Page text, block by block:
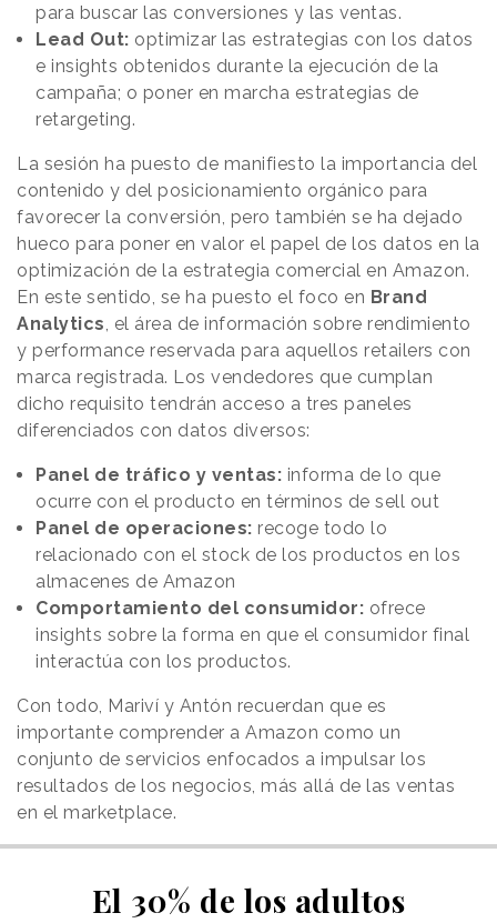
para buscar las conversiones y las ventas.
Lead Out: optimizar las estrategias con los datos
e insights obtenidos durante la ejecución de la
campaña; o poner en marcha estrategias de
retargeting.
La sesión ha puesto de manifiesto la importancia del
contenido y del posicionamiento orgánico para
favorecer la conversión, pero también se ha dejado
hueco para poner en valor el papel de los datos en la
optimización de la estrategia comercial en Amazon.
En este sentido, se ha puesto el foco en Brand
Analytics , el área de información sobre rendimiento
y performance reservada para aquellos retailers con
marca registrada. Los vendedores que cumplan
dicho requisito tendrán acceso a tres paneles
diferenciados con datos diversos:
Panel de tráfico y ventas: informa de lo que
ocurre con el producto en términos de sell out
Panel de operaciones: recoge todo lo
relacionado con el stock de los productos en los
almacenes de Amazon
Comportamiento del consumidor: ofrece
insights sobre la forma en que el consumidor final
interactúa con los productos.
Con todo, Mariví y Antón recuerdan que es
importante comprender a Amazon como un
conjunto de servicios enfocados a impulsar los
resultados de los negocios, más allá de las ventas
en el marketplace.
El 30% de los adultos